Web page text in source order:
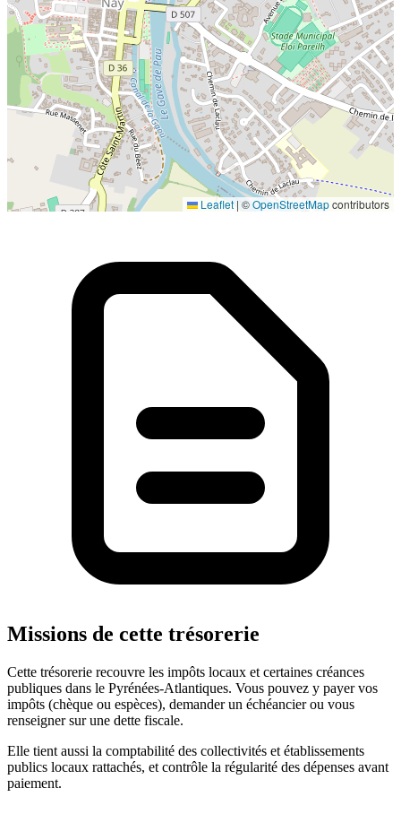
Localisation en cours...
Leaflet | ©OpenStreetMapcontributors
Missions de cette trésorerie
Cette trésorerie recouvre les impôts locaux et certaines créances
publiques dans le Pyrénées-Atlantiques. Vous pouvez y payer vos
impôts (chèque ou espèces), demander un échéancier ou vous
renseigner sur une dette fiscale.
Elle tient aussi la comptabilité des collectivités et établissements
publics locaux rattachés, et contrôle la régularité des dépenses avant
paiement.